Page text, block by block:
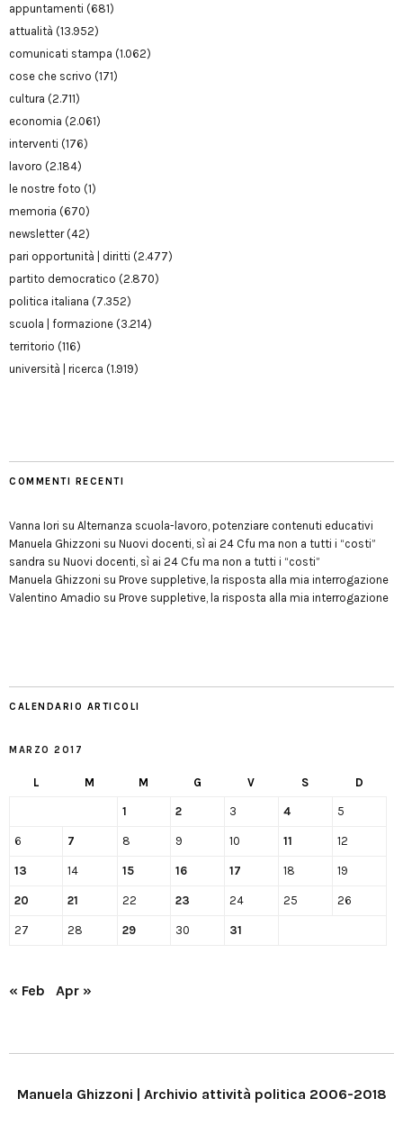
appuntamenti (681)
attualità (13.952)
comunicati stampa (1.062)
cose che scrivo (171)
cultura (2.711)
economia (2.061)
interventi (176)
lavoro (2.184)
le nostre foto (1)
memoria (670)
newsletter(42)
pari opportunità | diritti (2.477)
partito democratico (2.870)
politica italiana (7.352)
scuola | formazione (3.214)
territorio (116)
università | ricerca (1.919)
COMMENTI RECENTI
Vanna Iori su Alternanza scuola-lavoro, potenziare contenuti educativi
Manuela Ghizzoni su Nuovi docenti, sì ai 24 Cfu ma non a tutti i “costi”
sandra su Nuovi docenti, sì ai 24 Cfu ma non a tutti i “costi”
Manuela Ghizzoni su Prove suppletive, la risposta alla mia interrogazione
Valentino Amadio su Prove suppletive, la risposta alla mia interrogazione
CALENDARIO ARTICOLI
MARZO 2017
L M M G V S D
1 2 3 4 5
6 7 8 9 10 11 12
13 14 15 16 17 18 19
20 21 22 23 24 25 26
27 28 29 30 31
« Feb Apr »
Manuela Ghizzoni | Archivio attività politica 2006-2018